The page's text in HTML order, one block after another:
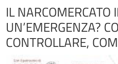
IL NARCOMERCATO
UN’EMERGENZA?
CONTROLLARE,